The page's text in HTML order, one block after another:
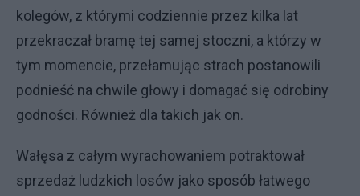
kolegów, z którymi codziennie przez kilka lat
przekraczał bramę tej samej stoczni, a którzy w
tym momencie, przełamując strach postanowili
podnieść na chwile głowy i domagać się odrobiny
godności. Również dla takich jak on.
Wałęsa z całym wyrachowaniem potraktował
sprzedaż ludzkich losów jako sposób łatwego